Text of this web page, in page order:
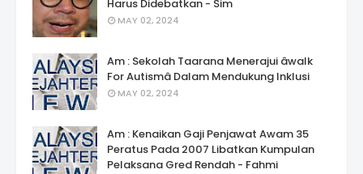
Harus Didebatkan - Sim
MAY 02, 2024
Am : Sekolah Taarana Menerajui âwalk
For Autismâ Dalam Mendukung Inklusi
MAY 02, 2024
Am : Kenaikan Gaji Penjawat Awam 35
Peratus Pada 2007 Libatkan Kumpulan
Pelaksana Gred Rendah - Fahmi